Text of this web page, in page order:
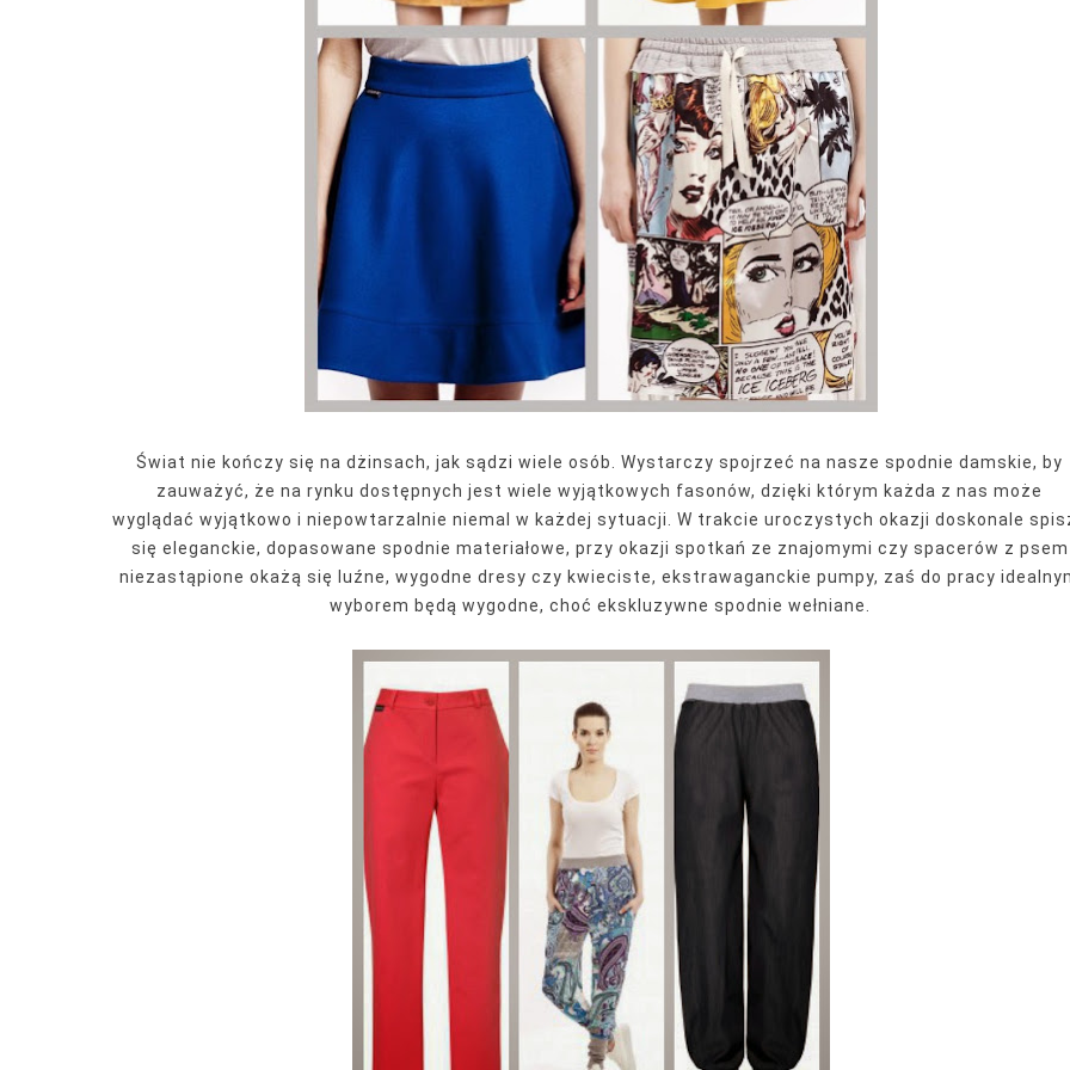
Świat nie kończy się na dżinsach, jak sądzi wiele osób. Wystarczy spojrzeć na nasze spodnie damskie, by
zauważyć, że na rynku dostępnych jest wiele wyjątkowych fasonów, dzięki którym każda z nas może
wyglądać wyjątkowo i niepowtarzalnie niemal w każdej sytuacji. W trakcie uroczystych okazji doskonale
się eleganckie, dopasowane spodnie materiałowe, przy okazji spotkań ze znajomymi czy spacerów z psem
niezastąpione okażą się luźne, wygodne dresy czy kwieciste, ekstrawaganckie pumpy, zaś do pracy
wyborem będą wygodne, choć ekskluzywne spodnie wełniane.